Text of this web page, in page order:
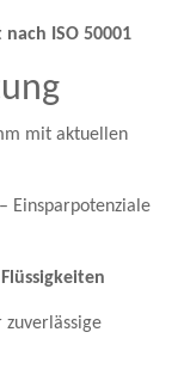
ISO 50001
mit aktuellen
– Einsparpotenziale
zuverlässige